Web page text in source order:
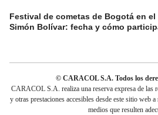
Festival de cometas de Bogotá en el
Simón Bolívar: fecha y cómo
© CARACOL S.A. Todos los
CARACOL S.A. realiza una reserva expresa de las
y otras prestaciones accesibles desde este sitio web
medios que resulten